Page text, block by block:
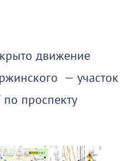
движение
— участок
проспекту